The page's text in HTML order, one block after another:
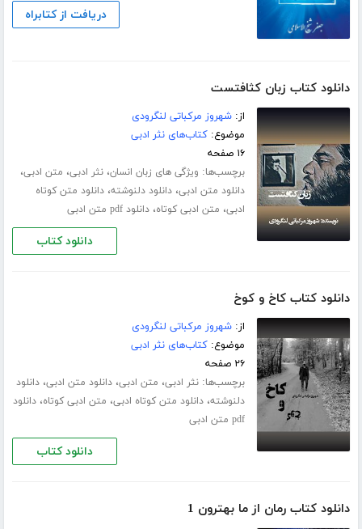
دریافت از کتابراه
دانلود کتاب زبان کثافتست
از:شهروز مرکباتی لنگرودی
موضوع:کتاب‌های نثر ادبی
۱۶ صفحه
برچسب‌ها: ویژگی های زبان انسان،نثر ادبی، متن ادبی،
دانلود متن ادبی،دانلود دلنوشته،دانلود متن کوتاه
ادبی، متن ادبی کوتاه،دانلود pdf متن ادبی
دانلود کتاب
دانلود کتاب کاخ و کوخ
از:شهروز مرکباتی لنگرودی
موضوع:کتاب‌های نثر ادبی
۲۶ صفحه
برچسب‌ها:نثر ادبی، متن ادبی،دانلود متن ادبی،دانلود
دلنوشته،دانلود متن کوتاه ادبی، متن ادبی کوتاه،دانلود
pdf متن ادبی
دانلود کتاب
دانلود کتاب رمان از ما بهترون 1